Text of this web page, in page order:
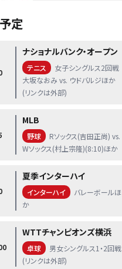
定
ナショナルバンク・オープン
テニス
女子シングルス2回戦
大坂なおみ vs. ウドバルジほか
(リンクは外部)
MLB
野球
Rソックス(吉田正尚) vs.
Wソックス(村上宗隆)(8:10)ほか
夏季インターハイ
インターハイ
バレーボールほ
か
WTTチャンピオンズ横浜
卓球
男女シングルス1・2回戦
(リンクは外部)